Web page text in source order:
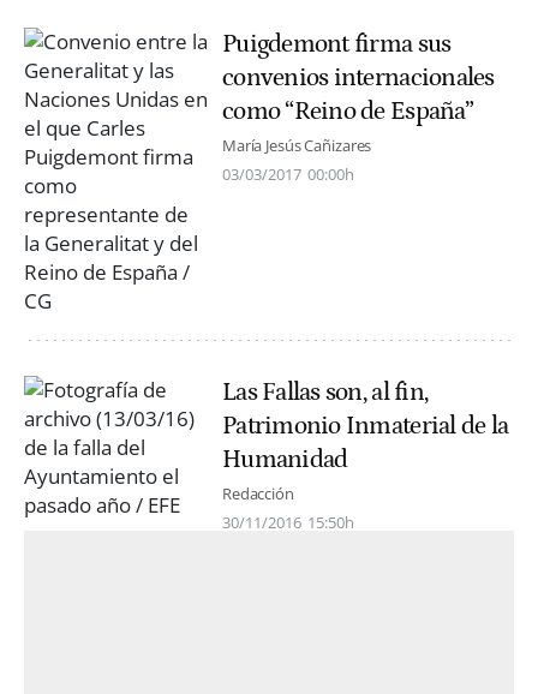
Puigdemont firma sus
convenios internacionales
como “Reino de España”
María Jesús Cañizares
03/03/2017 00:00h
Las Fallas son, al fin,
Patrimonio Inmaterial de la
Humanidad
Redacción
30/11/2016 15:50h